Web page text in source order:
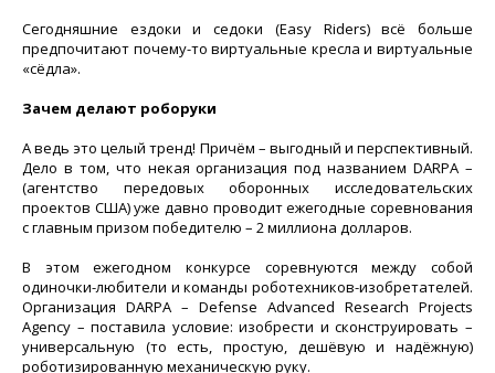
Сегодняшние ездоки и седоки (Easy Riders) всё больше
предпочитают почему-то виртуальные кресла и виртуальные
«сёдла».
Зачем делают роборуки
А ведь это целый тренд! Причём – выгодный и перспективный.
Дело в том, что некая организация под названием DARPA –
(агентство передовых оборонных исследовательских
проектов США) уже давно проводит ежегодные соревнования
с главным призом победителю – 2 миллиона долларов.
В этом ежегодном конкурсе соревнуются между собой
одиночки-любители и команды роботехников-изобретателей.
Организация DARPA – Defense Advanced Research Projects
Agency – поставила условие: изобрести и сконструировать –
универсальную (то есть, простую, дешёвую и надёжную)
роботизированную механическую руку.